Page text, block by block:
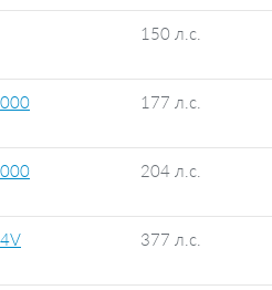
150 л.с.
177 л.с.
204 л.с.
377 л.с.